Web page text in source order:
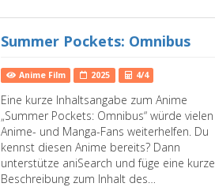
Summer Pockets: Omnibus
Anime Film 2025 4/4
Eine kurze Inhaltsangabe zum Anime
„Summer Pockets: Omnibus“ würde vielen
Anime- und Manga-Fans weiterhelfen. Du
kennst diesen Anime bereits? Dann
unterstütze aniSearch und füge eine kurze
Beschreibung zum Inhalt des…